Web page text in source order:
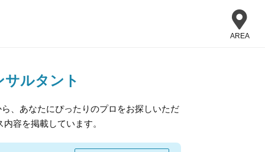
AREA
サルタント
、あなたにぴったりのプロをお探しいただ
容を掲載しています。